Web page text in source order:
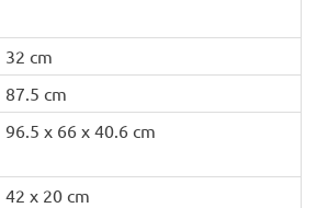
32 cm
87.5 cm
96.5 x 66 x 40.6 cm
42 x 20 cm